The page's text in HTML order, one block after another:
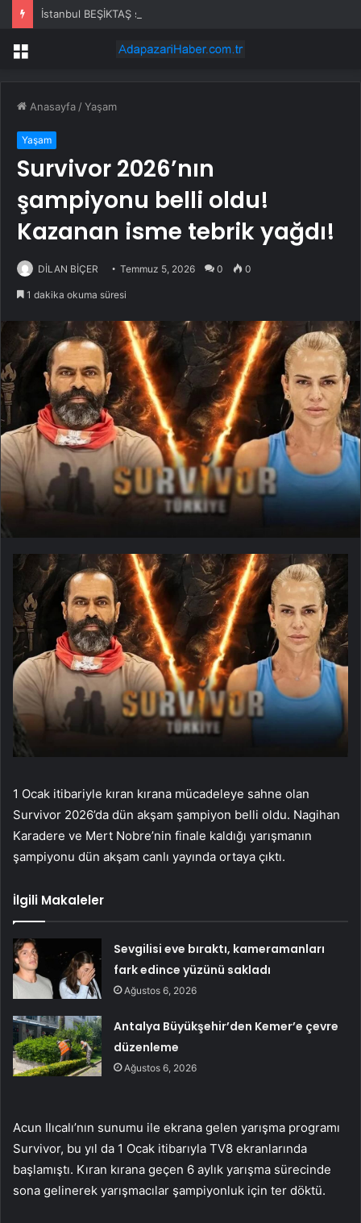
Menü
Anasayfa /Yaşam
Yaşam
Survivor 2026’nın
şampiyonu belli oldu!
Kazanan isme tebrik yağdı!
DİLAN BİÇER Temmuz 5, 2026 0 0
1 dakika okuma süresi
1 Ocak itibariyle kıran kırana mücadeleye sahne olan
Survivor 2026’da dün akşam şampiyon belli oldu. Nagihan
Karadere ve Mert Nobre’nin finale kaldığı yarışmanın
şampiyonu dün akşam canlı yayında ortaya çıktı.
İlgili Makaleler
Sevgilisi eve bıraktı, kameramanları
fark edince yüzünü sakladı
Ağustos 6, 2026
Antalya Büyükşehir’den Kemer’e çevre
düzenleme
Ağustos 6, 2026
Acun Ilıcalı’nın sunumu ile ekrana gelen yarışma programı
Survivor, bu yıl da 1 Ocak itibarıyla TV8 ekranlarında
başlamıştı. Kıran kırana geçen 6 aylık yarışma sürecinde
sona gelinerek yarışmacılar şampiyonluk için ter döktü.